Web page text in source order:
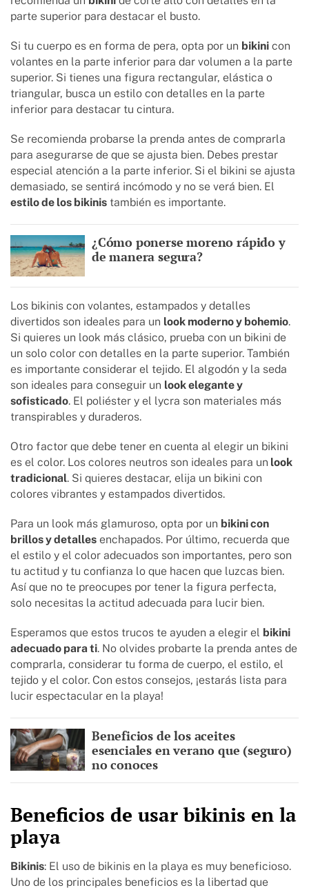
parte superior para destacar el busto.
Si tu cuerpo es en forma de pera, opta por un bikini con
volantes en la parte inferior para dar volumen a la parte
superior. Si tienes una figura rectangular, elástica o
triangular, busca un estilo con detalles en la parte
inferior para destacar tu cintura.
Se recomienda probarse la prenda antes de comprarla
para asegurarse de que se ajusta bien. Debes prestar
especial atención a la parte inferior. Si el bikini se ajusta
demasiado, se sentirá incómodo y no se verá bien. El
estilo de los bikinis también es importante.
¿Cómo ponerse moreno rápido y
de manera segura?
Los bikinis con volantes, estampados y detalles
divertidos son ideales para un look moderno y bohemio.
Si quieres un look más clásico, prueba con un bikini de
un solo color con detalles en la parte superior. También
es importante considerar el tejido. El algodón y la seda
son ideales para conseguir un look elegante y
sofisticado. El poliéster y el lycra son materiales más
transpirables y duraderos.
Otro factor que debe tener en cuenta al elegir un bikini
es el color. Los colores neutros son ideales para un look
tradicional. Si quieres destacar, elija un bikini con
colores vibrantes y estampados divertidos.
Para un look más glamuroso, opta por un bikini con
brillos y detalles enchapados. Por último, recuerda que
el estilo y el color adecuados son importantes, pero son
tu actitud y tu confianza lo que hacen que luzcas bien.
Así que no te preocupes por tener la figura perfecta,
solo necesitas la actitud adecuada para lucir bien.
Esperamos que estos trucos te ayuden a elegir el bikini
adecuado para ti. No olvides probarte la prenda antes de
comprarla, considerar tu forma de cuerpo, el estilo, el
tejido y el color. Con estos consejos, ¡estarás lista para
lucir espectacular en la playa!
Beneficios de los aceites
esenciales en verano que (seguro)
no conoces
Beneficios de usar bikinis en la
playa
Bikinis: El uso de bikinis en la playa es muy beneficioso.
Uno de los principales beneficios es la libertad que